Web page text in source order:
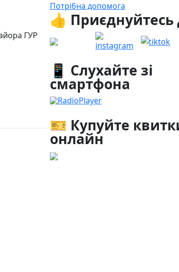
ГУР
Потрібна допомога
👍 Приєднуйтесь
📱 Слухайте зі
смартфона
RadioPlayer
🎫 Купуйте
онлайн